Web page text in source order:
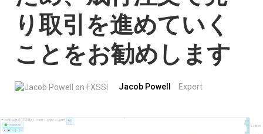
り取引を進めていく
ことをお勧めします
Jacob Powell Expert